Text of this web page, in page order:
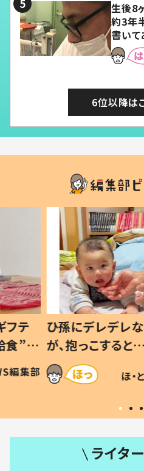
生後8
約3年
書いて
6位以降は
フテ
食”を
の親
編集部
ひ孫にデレデレ
が、抱っこする
「涙が出ました」
い」
ほ・
ライタ